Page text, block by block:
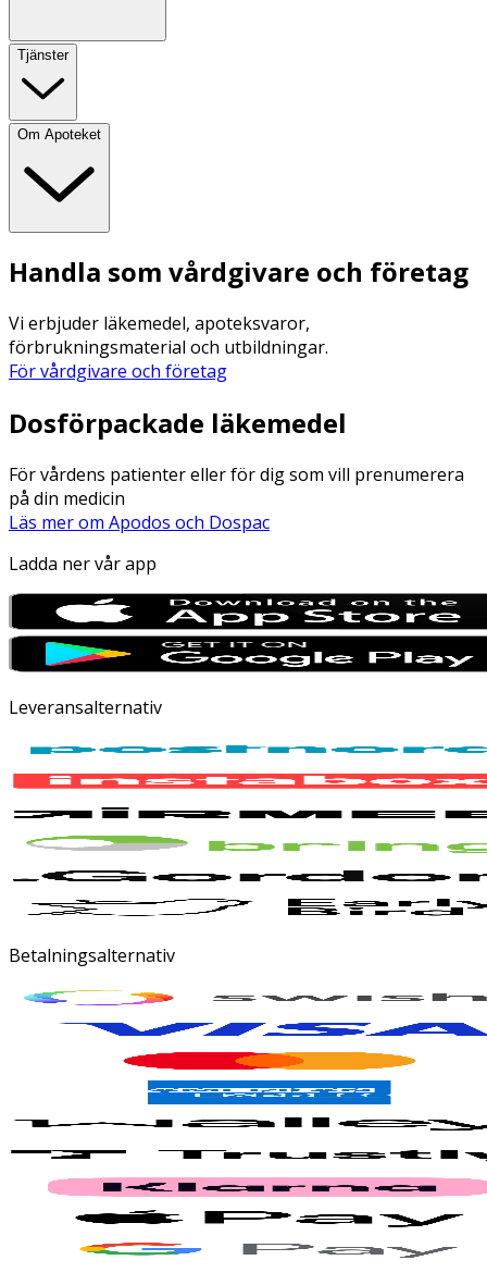
Tjänster
Om Apoteket
Handla som vårdgivare och företag
Vi erbjuder läkemedel, apoteksvaror,
förbrukningsmaterial och utbildningar.
För vårdgivare och företag
Dosförpackade läkemedel
För vårdens patienter eller för dig som vill prenumerera
på din medicin
Läs mer om Apodos och Dospac
Ladda ner vår app
Leveransalternativ
Betalningsalternativ